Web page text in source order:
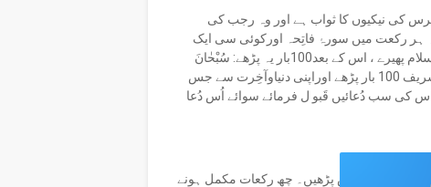
کی نیکیوں کا ثواب ہے اور وہ رجب کی
رکعت میں سورۂ فاتِحہ اورکوئی سی ایک
سُورت اور ہر دو رکعت پراَلتَّحِیّاتُ پڑھے اور بارہ پوری ہونے پر سلام پھیرے ، اس کے بعد100بار یہ پڑھے: سُبْحٰانَ
اللہِ وَالْحَمْدُلِلّٰہِ وَلَآاِلٰہَ اِلَّااللہُ وَاللہُ اَکْبَر ، اِستِغفار100 بار، دُرُود شریف 100 بار پڑھے اوراپنی دنیاوآخِرت سے جس
کی سب دُعائیں قَبو ل فرمائے سوائے اُس دُعا
چھ رکعات نفل دو سلام سے ہر رکعت میں سورۂ فاتِحہ کے بعد7 بار سورہ اخلاص پڑھیں۔ چھ رکعات مکمل ہونے